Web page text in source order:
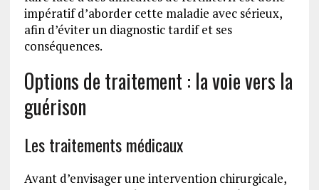
impératif d’aborder cette maladie avec sérieux,
afin d’éviter un diagnostic tardif et ses
conséquences.
Options de traitement : la voie vers la
guérison
Les traitements médicaux
Avant d’envisager une intervention chirurgicale,